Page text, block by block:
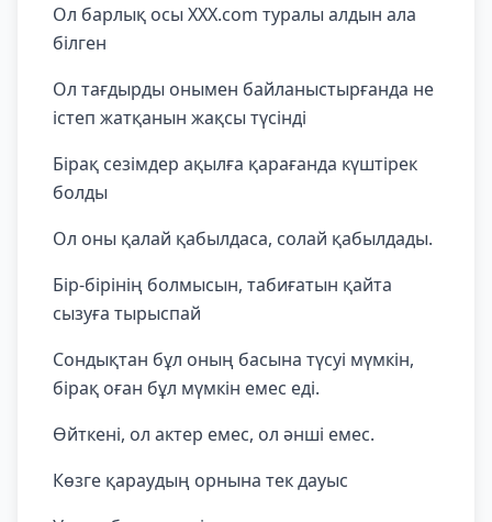
Ол барлық осы XXX.com туралы алдын ала
білген
Ол тағдырды онымен байланыстырғанда не
істеп жатқанын жақсы түсінді
Бірақ сезімдер ақылға қарағанда күштірек
болды
Ол оны қалай қабылдаса, солай қабылдады.
Бір-бірінің болмысын, табиғатын қайта
сызуға тырыспай
Сондықтан бұл оның басына түсуі мүмкін,
бірақ оған бұл мүмкін емес еді.
Өйткені, ол актер емес, ол әнші емес.
Көзге қараудың орнына тек дауыс